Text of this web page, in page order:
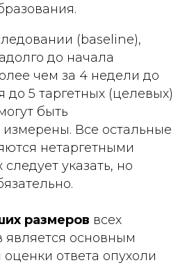
(baseline),
до начала
чем за 4 недели до
до 5 таргетных (целевых)
быть
Все остальные
нетаргетными
указать, но
размеров всех
является основным
ответа опухоли